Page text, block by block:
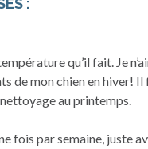
:
qu’il fait. Je
de mon chien en hiver!
au printemps.
fois par semaine, juste